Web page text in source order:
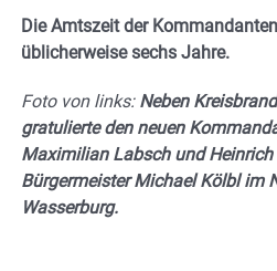
Die Amtszeit der
üblicherweise sechs Jahre.
Foto von links: Neben
gratulierte den neuen
Maximilian Labsch und
Bürgermeister Michael Kölbl im
Wasserburg.